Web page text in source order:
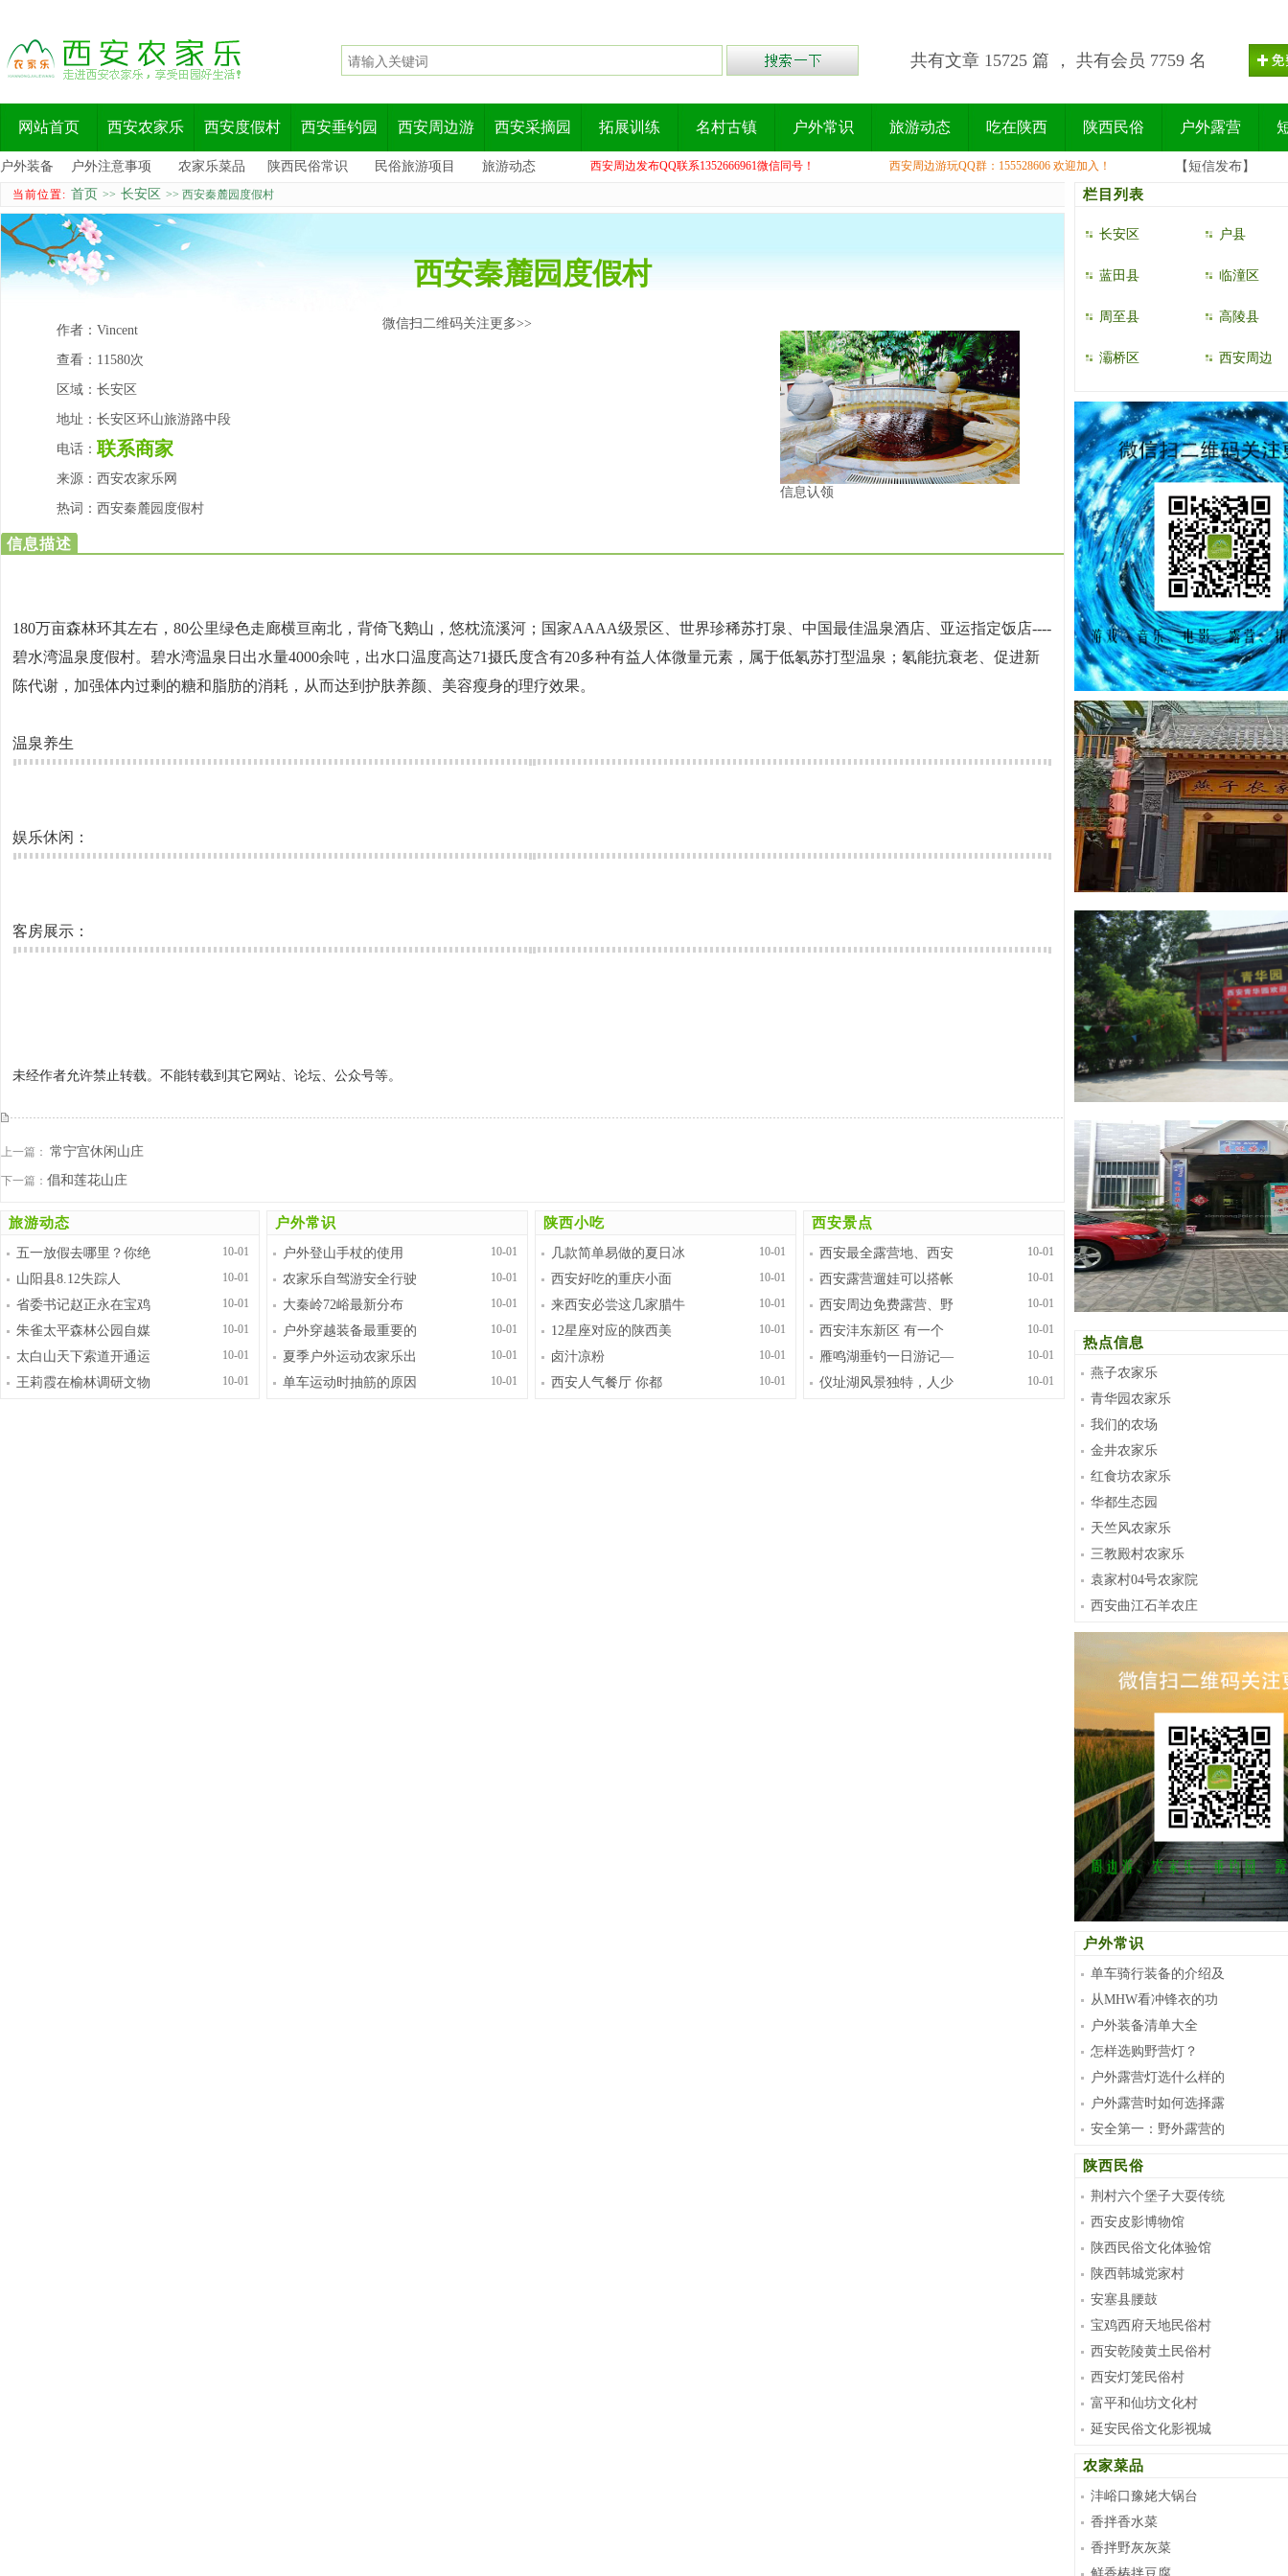
共有文章 15725 篇 ， 共有会员 7759 名
网站首页 西安农家乐 西安度假村 西安垂钓园 西安周边游 西安采摘园 拓展训练 名村古镇 户外常识 旅游动态 吃在陕西 陕西民俗 户外露营
户外装备 户外注意事项 农家乐菜品 陕西民俗常识 民俗旅游项目 旅游动态 西安周边发布QQ联系1352666961微信同号！ 西安周边游玩QQ群：155528606 欢迎加入！ 【短信发布】
当前位置: 首页 >> 长安区 >> 西安秦麓园度假村
西安秦麓园度假村
作者： Vincent
查看： 11580次
区域： 长安区
地址： 长安区环山旅游路中段
电话： 联系商家
来源： 西安农家乐网
热词： 西安秦麓园度假村
信息认领
微信扫二维码关注更多>>
信息描述
180万亩森林环其左右，80公里绿色走廊横亘南北，背倚飞鹅山，悠枕流溪河；国家AAAA级景区、世界珍稀苏打泉、中国最佳温泉酒店、亚运指定饭店----
碧水湾温泉度假村。碧水湾温泉日出水量4000余吨，出水口温度高达71摄氏度含有20多种有益人体微量元素，属于低氡苏打型温泉；氡能抗衰老、促进新
陈代谢，加强体内过剩的糖和脂肪的消耗，从而达到护肤养颜、美容瘦身的理疗效果。
温泉养生
娱乐休闲：
客房展示：
未经作者允许禁止转载。不能转载到其它网站、论坛、公众号等。
上一篇： 常宁宫休闲山庄
下一篇： 倡和莲花山庄
旅游动态
10-01
五一放假去哪里？你绝
10-01
山阳县8.12失踪人
10-01
省委书记赵正永在宝鸡
10-01
朱雀太平森林公园自媒
10-01
太白山天下索道开通运
10-01
王莉霞在榆林调研文物
户外常识
10-01
户外登山手杖的使用
10-01
农家乐自驾游安全行驶
10-01
大秦岭72峪最新分布
10-01
户外穿越装备最重要的
10-01
夏季户外运动农家乐出
10-01
单车运动时抽筋的原因
陕西小吃
10-01
几款简单易做的夏日冰
10-01
西安好吃的重庆小面
10-01
来西安必尝这几家腊牛
10-01
12星座对应的陕西美
10-01
卤汁凉粉
10-01
西安人气餐厅 你都
西安景点
10-01
西安最全露营地、西安
10-01
西安露营遛娃可以搭帐
10-01
西安周边免费露营、野
10-01
西安沣东新区 有一个
10-01
雁鸣湖垂钓一日游记—
10-01
仪址湖风景独特，人少
栏目列表
长安区 户县
蓝田县 临潼区
周至县 高陵县
灞桥区 西安周边
热点信息
燕子农家乐
青华园农家乐
我们的农场
金井农家乐
红食坊农家乐
华都生态园
天竺风农家乐
三教殿村农家乐
袁家村04号农家院
西安曲江石羊农庄
户外常识
单车骑行装备的介绍及
从MHW看冲锋衣的功
户外装备清单大全
怎样选购野营灯？
户外露营灯选什么样的
户外露营时如何选择露
安全第一：野外露营的
陕西民俗
荆村六个堡子大耍传统
西安皮影博物馆
陕西民俗文化体验馆
陕西韩城党家村
安塞县腰鼓
宝鸡西府天地民俗村
西安乾陵黄土民俗村
西安灯笼民俗村
富平和仙坊文化村
延安民俗文化影视城
农家菜品
沣峪口豫姥大锅台
香拌香水菜
香拌野灰灰菜